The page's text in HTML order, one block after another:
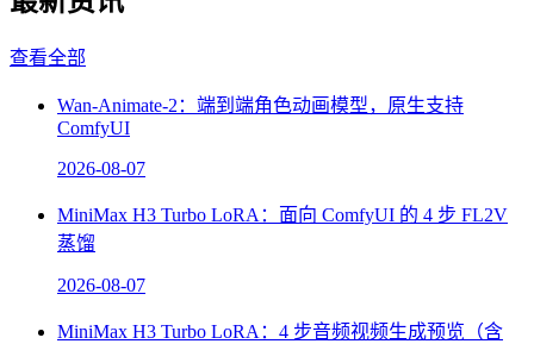
查看全部
Wan-Animate-2：端到端角色动画模型，原生支持
ComfyUI
2026-08-07
MiniMax H3 Turbo LoRA：面向 ComfyUI 的 4 步 FL2V
蒸馏
2026-08-07
MiniMax H3 Turbo LoRA：4 步音频视频生成预览（含